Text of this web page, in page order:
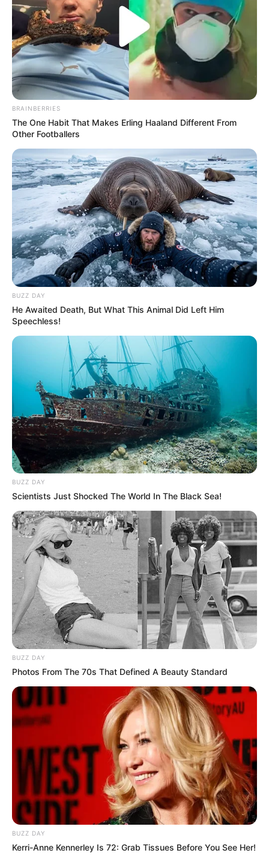
ΗΠΑ: Ο Αμερικανικός
Ερυθρός Σταυρός πιάστηκε
να αναμειγνύει αίμα
εμβολιασμένων με αίμα...
Ο Τραμπ αποκαλύπτει τον
μεγαλύτερο φόβο του,
προειδοποιεί «Βρισκόμαστε
στην πιο επικίνδυνη...
Πόσο πιο χαμηλά θα πέσει
η «Δικαιοσύνη»;
Τρίτη, 5 Ιουλίου 2022, 10:01
Σχόλια Αναξίμανδρου: Πόσο πιο χαμηλά...
Άρθρο-κόλαφος των New
York Times για τις
υποκλοπές στην Ελλάδα –
“Η...
Κορυφαίος επιστήμονας του
κλίματος καταδικάζει τον
“γκεμπελικό” συναγερμό για
το κλίμα
ΑΙΤΗΜΑ ΑΠΑΓΟΡΕΥΣΗΣ
ΣΤΗΝ ΔΕΗ Α.Ε ΝΑ ΠΡΟΒΕΙ ΣΕ
ΔΙΑΚΟΠΗ ΗΛΕΚΤΡΟΔΟΤΗΣΗΣ
Αφαίρεση εμφυτεύματος και
βιοτσιπ από τις δυνάμεις
του φωτός
Email address:
Όλα τα κείμενα και οι εικόνες είναι πνευματική ιδιοκτησία του
ΝΙΚΟΛΑΟΣ ΑΝΑΞΙΜΑΝΔΡΟΣ. Aπαγορεύεται η αναπαραγωγή, η
γραπτή άδεια του δημιουργού τους. Με επιφύλαξη κάθε νόμιμου
BRAINBERRIES
The One Habit That Makes Erling Haaland Different From
Other Footballers
BUZZ DAY
He Awaited Death, But What This Animal Did Left Him
Speechless!
BUZZ DAY
Scientists Just Shocked The World In The Black Sea!
BUZZ DAY
Photos From The 70s That Defined A Beauty Standard
BUZZ DAY
Kerri-Anne Kennerley Is 72: Grab Tissues Before You See Her!